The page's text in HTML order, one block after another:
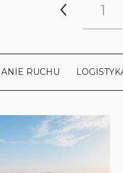
RUCHU